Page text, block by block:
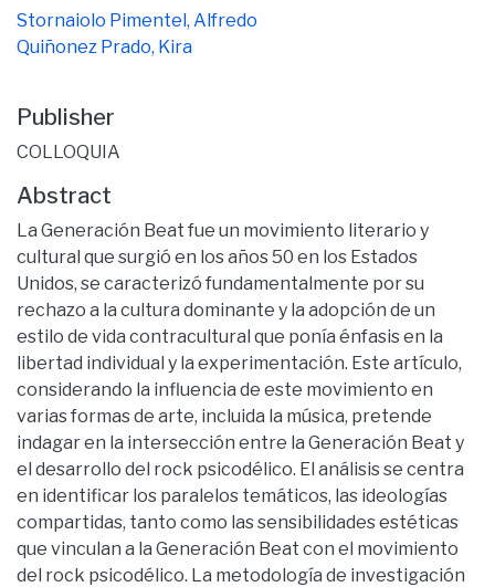
Stornaiolo Pimentel, Alfredo
Quiñonez Prado, Kira
Publisher
COLLOQUIA
Abstract
La Generación Beat fue un movimiento literario y
cultural que surgió en los años 50 en los Estados
Unidos, se caracterizó fundamentalmente por su
rechazo a la cultura dominante y la adopción de un
estilo de vida contracultural que ponía énfasis en la
libertad individual y la experimentación. Este artículo,
considerando la influencia de este movimiento en
varias formas de arte, incluida la música, pretende
indagar en la intersección entre la Generación Beat y
el desarrollo del rock psicodélico. El análisis se centra
en identificar los paralelos temáticos, las ideologías
compartidas, tanto como las sensibilidades estéticas
que vinculan a la Generación Beat con el movimiento
del rock psicodélico. La metodología de investigación